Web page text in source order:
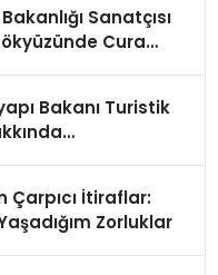
Sanatçısı
Cura
Bakanı Turistik
Çarpıcı İtiraflar:
Zorluklar